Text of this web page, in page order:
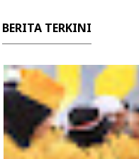
BERITA TERKINI